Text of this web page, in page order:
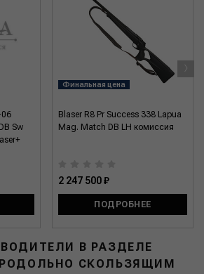
06
Sw
Финальная цена
Blaser R8 Pr Success 338 Lapua
Mag. Match DB LH комиссия
2 247 500 ₽
ПОДРОБНЕЕ
›
В РАЗДЕЛЕ
СКОЛЬЗЯЩИМ